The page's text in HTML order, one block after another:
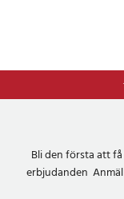
Bli den första att
erbjudanden